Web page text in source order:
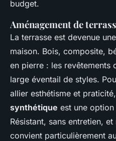
budget.
Aménagement de
La terrasse est devenue
maison. Bois, composite,
en pierre : les revêtements
large éventail de styles.
allier esthétisme et
synthétique est une
Résistant, sans entretien,
convient particulièrement